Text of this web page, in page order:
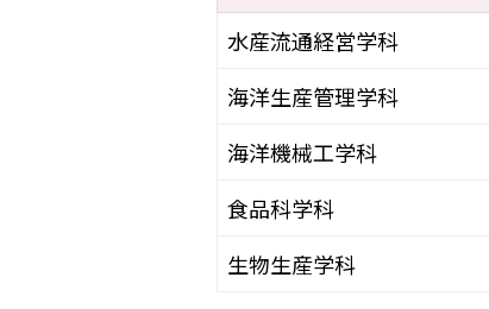
水産流通経営学科
海洋生産管理学科
海洋機械工学科
食品科学科
生物生産学科